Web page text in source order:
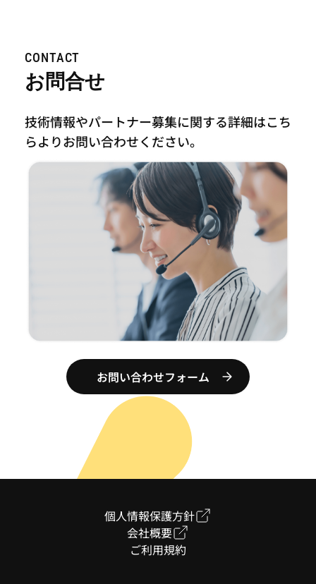
CONTACT
お問合せ
技術情報やパートナー募集に関する詳細はこち
らよりお問い合わせください。
お問い合わせフォーム
個人情報保護方針
会社概要
ご利用規約